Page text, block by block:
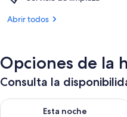
Abrir todos
Opciones de la
Consulta la
Esta noche
Consulta la disponibilidad